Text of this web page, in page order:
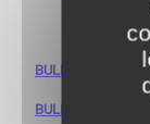
​​​​​​​BULLETIN
BULLETIN